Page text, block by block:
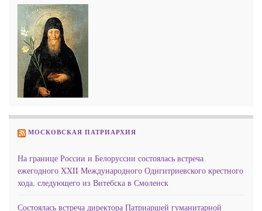
МОСКОВСКАЯ ПАТРИАРХИЯ
На границе России и Белоруссии состоялась встреча
ежегодного XXII Международного Одигитриевского крестного
хода, следующего из Витебска в Смоленск
Состоялась встреча директора Патриаршей гуманитарной